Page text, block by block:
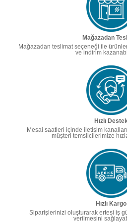
Mağazadan
Mağazadan teslimat seçeneği ile
ve indirim
Hızlı
Mesai saatleri içinde iletişim
müşteri temsilcilerimize
Hızlı Kargo
Siparişlerinizi oluşturarak ertesi iş
verilmesini